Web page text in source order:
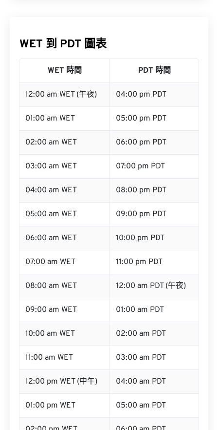
WET 到 PDT 圖表
WET 時間 PDT 時間
12:00 am WET (午夜) 04:00 pm PDT
01:00 am WET 05:00 pm PDT
02:00 am WET 06:00 pm PDT
03:00 am WET 07:00 pm PDT
04:00 am WET 08:00 pm PDT
05:00 am WET 09:00 pm PDT
06:00 am WET 10:00 pm PDT
07:00 am WET 11:00 pm PDT
08:00 am WET 12:00 am PDT (午夜)
09:00 am WET 01:00 am PDT
10:00 am WET 02:00 am PDT
11:00 am WET 03:00 am PDT
12:00 pm WET (中午) 04:00 am PDT
01:00 pm WET 05:00 am PDT